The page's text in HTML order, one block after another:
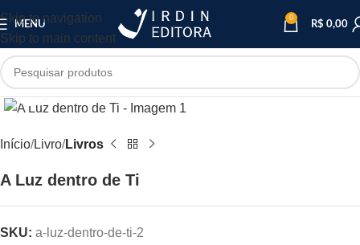
Skip to navigation
Skip to main content
MENU
0
R$ 0,00
Clique para ampliar
Início Livro Livros
A Luz dentro de Ti
SKU: a-luz-dentro-de-ti-2